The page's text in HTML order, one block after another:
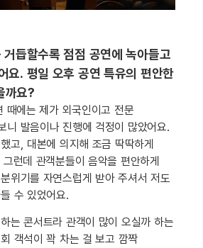
듭할수록 점점 공연에 녹아들고
요. 평일 오후 공연 특유의 편안한
까요?
때에는 제가 외국인이고 전문
니 발음이나 진행에 걱정이 많았어요.
고, 대본에 의지해 조금 딱딱하게
런데 관객분들이 음악을 편안하게
위기를 자연스럽게 받아 주셔서 저도
수 있었어요.
는 콘서트라 관객이 많이 오실까 하는
객석이 꽉 차는 걸 보고 깜짝